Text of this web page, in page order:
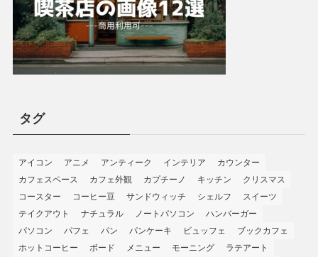
タグ
アイコン アニメ アンティーク インテリア
カウンター
カフェスペース
カフェ外観 カプチーノ キッチン
クリスマス
コースター
コーヒー豆 サンドウィッチ シェルフ
スイーツ
テイクアウト
ナチュラル ノートパソコン
ハンバーガー
パソコン
パフェ パン パンケーキ ビュッフェ
ブックカフェ
ホットコーヒー
ボード メニュー モーニング
ラテアート